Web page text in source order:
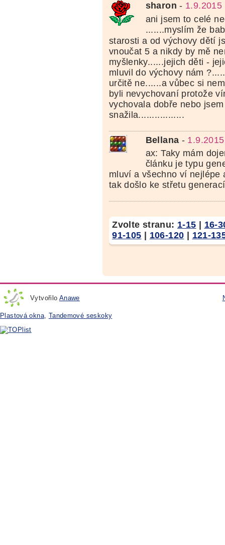
sharon - 1.9.2015
ani jsem to celé
.......myslím že
starosti a od výchovy dětí
vnoučat 5 a nikdy by mě
myšlenky......jejich děti -
mluvil do výchovy nám
určitě ne......a vůbec si
byli nevychovaní protože
vychovala dobře nebo
snažila.................
Bellana -
ax: Taky mám
článku je typu
mluví a všechno ví nejlépe
tak došlo ke střetu
Zvolte stranu: 1-15
16-
91-105
106-120 121-
Vytvořilo Anawe
Plastová okna, Tandemové seskoky